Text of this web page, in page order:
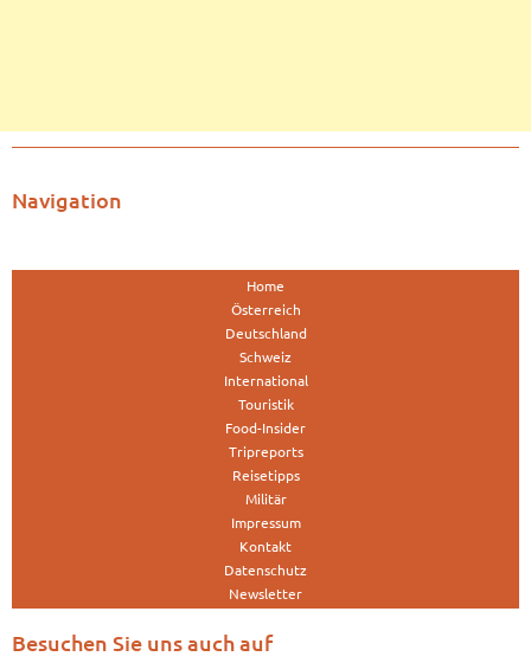
Navigation
Home
Österreich
Deutschland
Schweiz
International
Touristik
Food-Insider
Tripreports
Reisetipps
Militär
Impressum
Kontakt
Datenschutz
Newsletter
Besuchen Sie uns auch auf